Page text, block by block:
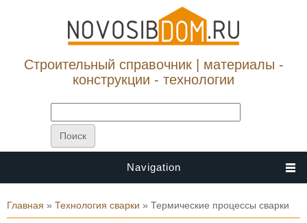
Строительный справочник | материалы -
конструкции - технологии
Navigation
Вы здесь
Главная » Технология сварки » Термические процессы сварки